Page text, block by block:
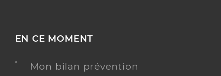
EN CE MOMENT
Mon bilan prévention